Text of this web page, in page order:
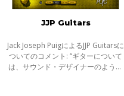
JJP Guitars
Jack Joseph PuigによるJJP Guitarsに
ついてのコメント: “ギターについて
は、サウンド・デザイナーのように